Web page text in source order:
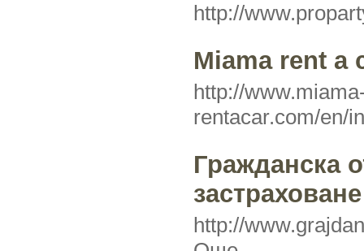
http://
Miama rent a
http://
rentacar.com/en/
Гражданска
застраховане
http://